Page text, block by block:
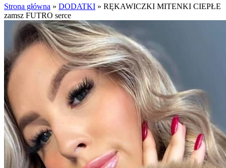
Strona główna » DODATKI » RĘKAWICZKI MITENKI CIEPŁE
zamsz FUTRO serce